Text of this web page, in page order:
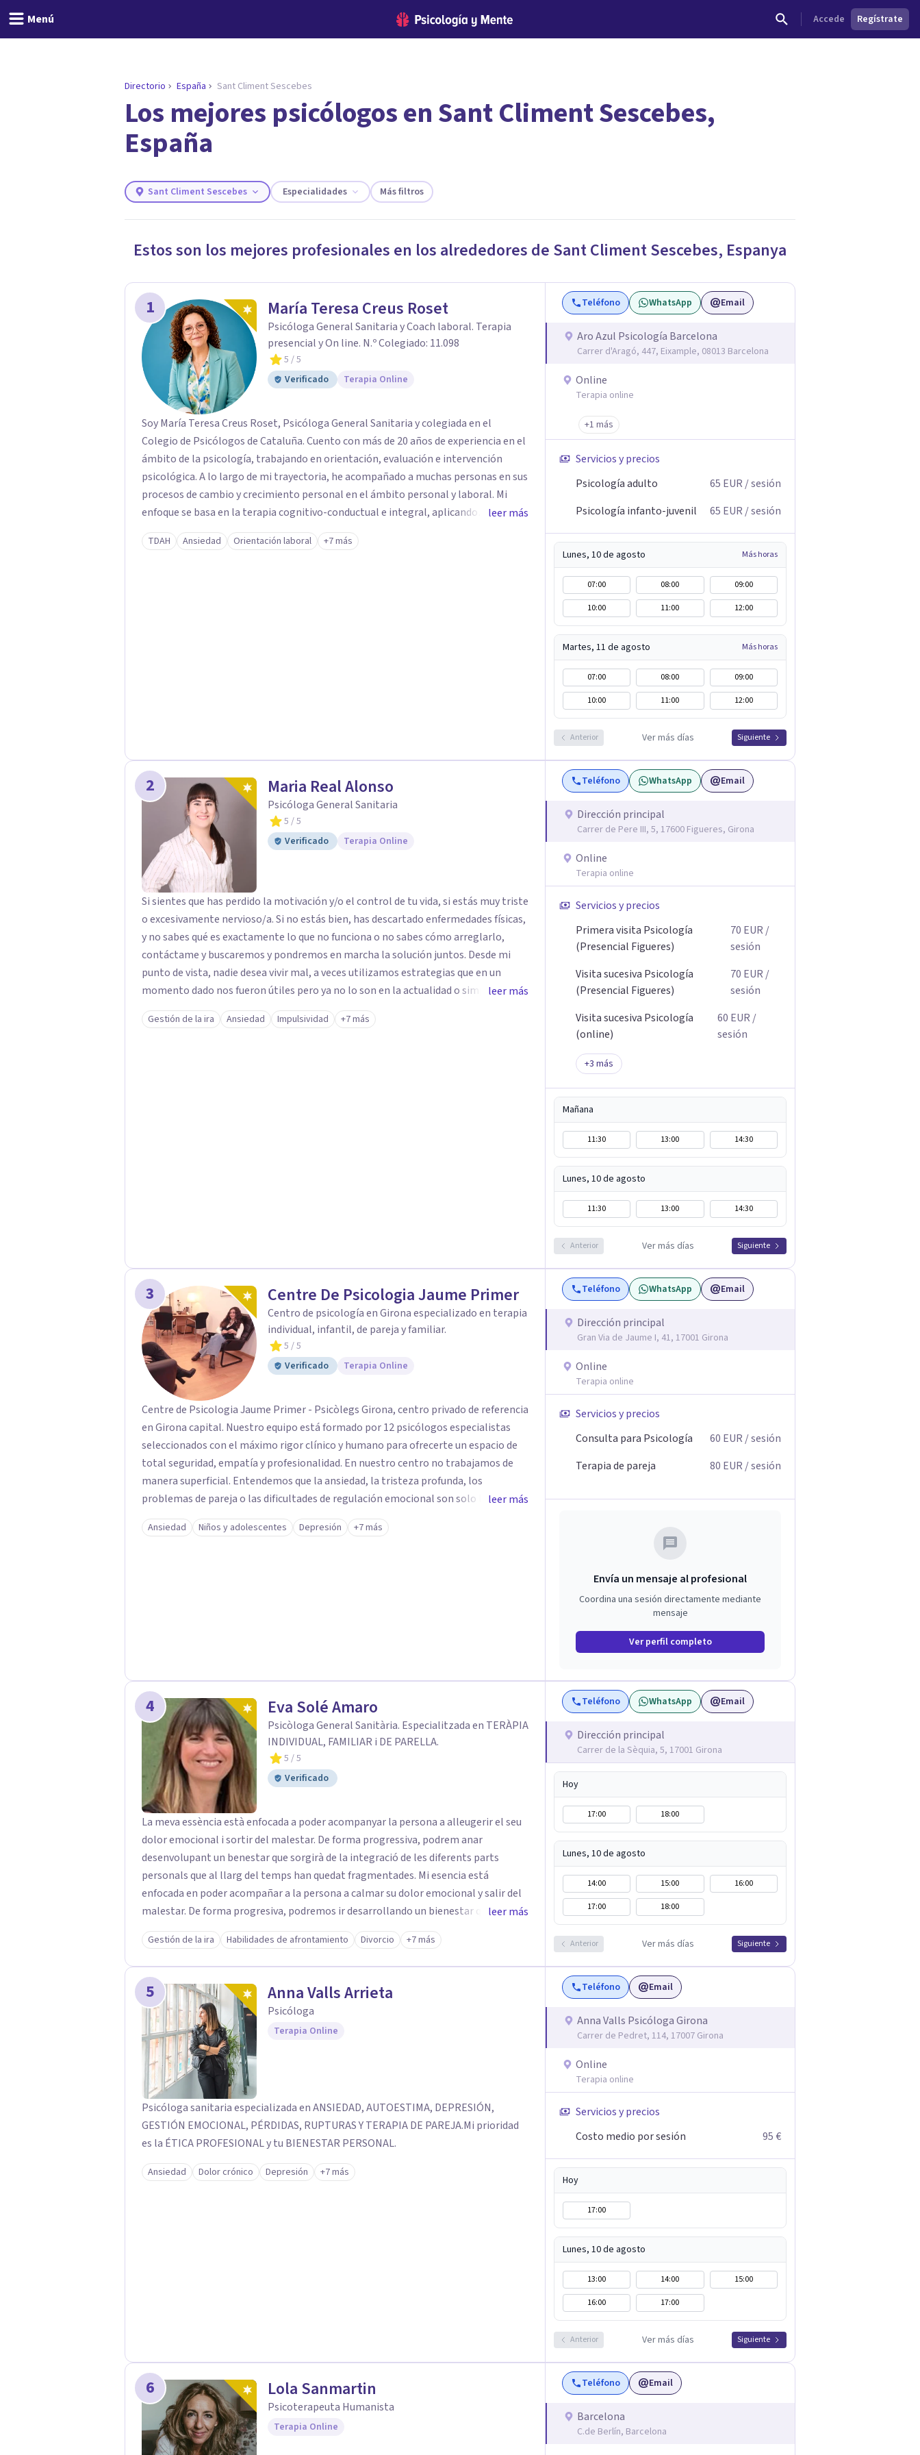
Menú Accede Regístrate
ENCONTRAR MI TERAPEUTA
¿Necesitas ayuda para encontrar el psicólogo adecuado?
Responde a unas breves preguntas y te ofreceremos los profesionales que más se ajustan a tus necesidades.
Responder cuestionario
Directorio España Sant Climent Sescebes
Los mejores psicólogos en Sant Climent Sescebes,
España
Sant Climent Sescebes Especialidades Más filtros
Estos son los mejores profesionales en los alrededores de Sant Climent Sescebes, Espanya
1 María Teresa Creus Roset
Psicóloga General Sanitaria y Coach laboral. Terapia
presencial y On line. N.º Colegiado: 11.098
5 / 5
Verificado
Terapia Online
Soy María Teresa Creus Roset, Psicóloga General Sanitaria y colegiada en el
Colegio de Psicólogos de Cataluña. Cuento con más de 20 años de experiencia en el
ámbito de la psicología, trabajando en orientación, evaluación e intervención
psicológica. A lo largo de mi trayectoria, he acompañado a muchas personas en sus
procesos de cambio y crecimiento personal en el ámbito personal y laboral. Mi
enfoque se basa en la terapia cognitivo-conductual e integral, aplicando
metodologías y técnicas respaldadas por la evidencia científica. En sesión, además
de escuchar, te proporciono herramientas prácticas y efectivas para que puedas
leer más
TDAH Ansiedad Orientación laboral +7 más
Teléfono WhatsApp Email
Aro Azul Psicología Barcelona
Carrer d'Aragó, 447, Eixample, 08013 Barcelona
Online
Terapia online
+1 más
Servicios y precios
Psicología adulto
65 EUR / sesión
Psicología infanto-juvenil
65 EUR / sesión
Lunes, 10 de agosto Más horas
07:00 08:00
09:00
10:00
11:00 12:00
Martes, 11 de agosto Más horas
07:00 08:00
09:00
10:00
11:00 12:00
Anterior Ver más días Siguiente
2 Maria Real Alonso
Psicóloga General Sanitaria
5 / 5
Verificado
Terapia Online
Si sientes que has perdido la motivación y/o el control de tu vida, si estás muy triste
o excesivamente nervioso/a. Si no estás bien, has descartado enfermedades físicas,
y no sabes qué es exactamente lo que no funciona o no sabes cómo arreglarlo,
contáctame y buscaremos y pondremos en marcha la solución juntos. Desde mi
punto de vista, nadie desea vivir mal, a veces utilizamos estrategias que en un
momento dado nos fueron útiles pero ya no lo son en la actualidad o simplemente
desconocemos formas alternativas más adecuadas de hacer las cosas, de plantear
la situación o de gestionar nuestras emociones. Mi trabajo es analizar las
leer más
Gestión de la ira Ansiedad Impulsividad +7 más
Teléfono WhatsApp Email
Dirección principal
Carrer de Pere III, 5, 17600 Figueres, Girona
Online
Terapia online
Servicios y precios
Primera visita Psicología
(Presencial Figueres)
70 EUR /
sesión
Visita sucesiva Psicología
(Presencial Figueres)
70 EUR /
sesión
Visita sucesiva Psicología
(online)
60 EUR /
sesión
+3 más
Mañana
11:30 13:00 14:30
Lunes, 10 de agosto
11:30 13:00 14:30
Anterior Ver más días Siguiente
3 Centre De Psicologia Jaume Primer
Centro de psicología en Girona especializado en terapia
individual, infantil, de pareja y familiar.
5 / 5
Verificado
Terapia Online
Centre de Psicologia Jaume Primer - Psicòlegs Girona, centro privado de referencia
en Girona capital. Nuestro equipo está formado por 12 psicólogos especialistas
seleccionados con el máximo rigor clínico y humano para ofrecerte un espacio de
total seguridad, empatía y profesionalidad. En nuestro centro no trabajamos de
manera superficial. Entendemos que la ansiedad, la tristeza profunda, los
problemas de pareja o las dificultades de regulación emocional son solo la "punta
del iceberg" de heridas, necesidades o patrones que piden ser escuchados con
cuidado. Nuestro objetivo no es solo poner un parche al síntoma, sino
Generación (ACT, Mindfulness).
leer más
Ansiedad Niños y adolescentes Depresión +7 más
Teléfono WhatsApp Email
Dirección principal
Gran Via de Jaume I, 41, 17001 Girona
Online
Terapia online
Servicios y precios
Consulta para Psicología
60 EUR / sesión
Terapia de pareja
80 EUR / sesión
Envía un mensaje al profesional
Coordina una sesión directamente mediante
mensaje
Ver perfil completo
4 Eva Solé Amaro
Psicòloga General Sanitària. Especialitzada en TERÀPIA
INDIVIDUAL, FAMILIAR i DE PARELLA.
5 / 5
Verificado
La meva essència està enfocada a poder acompanyar la persona a alleugerir el seu
dolor emocional i sortir del malestar. De forma progressiva, podrem anar
desenvolupant un benestar que sorgirà de la integració de les diferents parts
personals que al llarg del temps han quedat fragmentades. Mi esencia está
enfocada en poder acompañar a la persona a calmar su dolor emocional y salir del
malestar. De forma progresiva, podremos ir desarrollando un bienestar que surgirá
de la integración de las diferentes partes de la persona que a lo largo del tiempo
han quedado fragmentadas.
leer más
Gestión de la ira Habilidades de afrontamiento Divorcio +7 más
Teléfono WhatsApp Email
Dirección principal
Carrer de la Sèquia, 5, 17001 Girona
Hoy
17:00 18:00
Lunes, 10 de agosto
14:00 15:00
16:00
17:00
18:00
Anterior Ver más días Siguiente
5 Anna Valls Arrieta
Psicóloga
Terapia Online
Psicóloga sanitaria especializada en ANSIEDAD, AUTOESTIMA, DEPRESIÓN,
GESTIÓN EMOCIONAL, PÉRDIDAS, RUPTURAS Y TERAPIA DE PAREJA. ​Mi prioridad
es la ÉTICA PROFESIONAL y tu BIENESTAR PERSONAL.
Ansiedad Dolor crónico Depresión +7 más
Teléfono Email
Anna Valls Psicóloga Girona
Carrer de Pedret, 114, 17007 Girona
Online
Terapia online
Servicios y precios
Costo medio por sesión
95 €
Hoy
17:00
Lunes, 10 de agosto
13:00 14:00
15:00
16:00
17:00
Anterior Ver más días Siguiente
6 Lola Sanmartin
Psicoterapeuta Humanista
Terapia Online
Teléfono Email
Barcelona
C.de Berlín, Barcelona